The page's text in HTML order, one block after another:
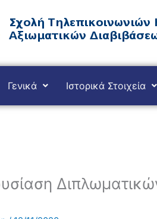
Γενικά Ιστορικά Στοιχεία